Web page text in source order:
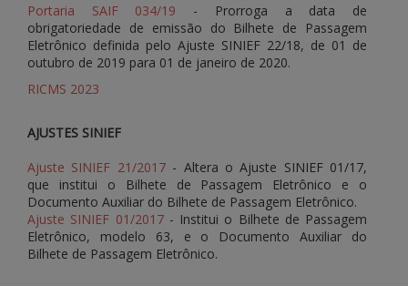
Portaria SAIF 034/19 - Prorroga a data de
obrigatoriedade de emissão do Bilhete de Passagem
Eletrônico definida pelo Ajuste SINIEF 22/18, de 01 de
outubro de 2019 para 01 de janeiro de 2020.
RICMS 2023
AJUSTES SINIEF
Ajuste SINIEF 21/2017- Altera o Ajuste SINIEF 01/17,
que institui o Bilhete de Passagem Eletrônico e o
Documento Auxiliar do Bilhete de Passagem Eletrônico.
Ajuste SINIEF 01/2017- Institui o Bilhete de Passagem
Eletrônico, modelo 63, e o Documento Auxiliar do
Bilhete de Passagem Eletrônico.